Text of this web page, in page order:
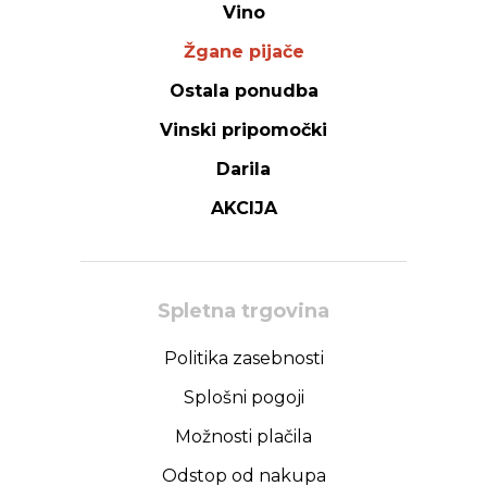
Vino
Žgane pijače
Ostala ponudba
Vinski pripomočki
Darila
AKCIJA
Spletna trgovina
Politika zasebnosti
Splošni pogoji
Možnosti plačila
Odstop od nakupa